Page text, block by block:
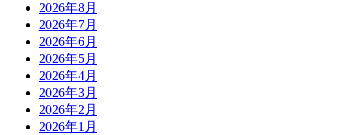
2026年8月
2026年7月
2026年6月
2026年5月
2026年4月
2026年3月
2026年2月
2026年1月